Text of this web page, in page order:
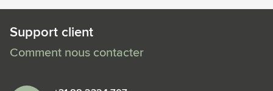
Support client
Comment nous contacter